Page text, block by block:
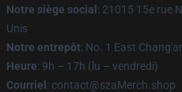
Notre siège social : 21015 15e rue
Unis
Notre entrepôt: No. 1 East
Heure: 9h – 17h (lu – vendredi)
Courriel : contact@szaMerch.shop